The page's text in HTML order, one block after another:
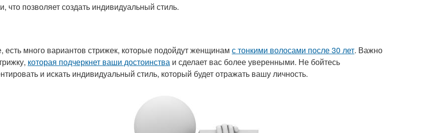
что позволяет создать индивидуальный стиль.
есть много вариантов стрижек, которые подойдут женщинам с тонкими волосами после 30 лет. Важно
которая подчеркнет ваши достоинства и сделает вас более уверенными. Не бойтесь
и искать индивидуальный стиль, который будет отражать вашу личность.